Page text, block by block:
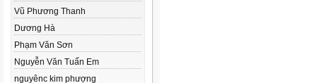
Vũ Phương Thanh
Dương Hà
Phạm Văn Sơn
Nguyễn Văn Tuấn Em
nguyênc kim phượng